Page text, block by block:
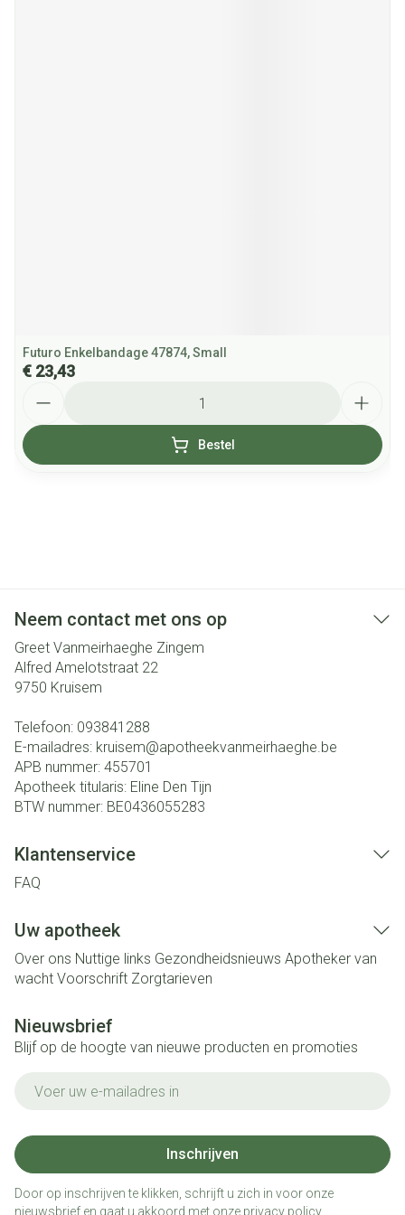
Futuro Enkelbandage 47874, Small
€ 23,43
Bestel
Neem contact met ons op
Greet Vanmeirhaeghe Zingem
Alfred Amelotstraat 22
9750 Kruisem
Telefoon: 093841288
E-mailadres: kruisem@apotheekvanmeirhaeghe.be
APB nummer: 455701
Apotheek titularis: Eline Den Tijn
BTW nummer: BE0436055283
Klantenservice
FAQ
Uw apotheek
Over ons Nuttige links Gezondheidsnieuws Apotheker van
wacht Voorschrift Zorgtarieven
Nieuwsbrief
Blijf op de hoogte van nieuwe producten en promoties
Inschrijven
Door op inschrijven te klikken, schrijft u zich in voor onze
nieuwsbrief en gaat u akkoord met onze privacy policy.